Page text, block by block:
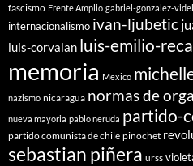
fascismo Frente Amplio gabriel-gonzalez-
internacionalismo ivan-ljubetic
luis-corvalan luis-emilio-
memoria Mexico
nazismo nicaragua normas de
nueva mayoria pablo neruda partido-
partido comunista de chile pinochet
sebastian piñera urss